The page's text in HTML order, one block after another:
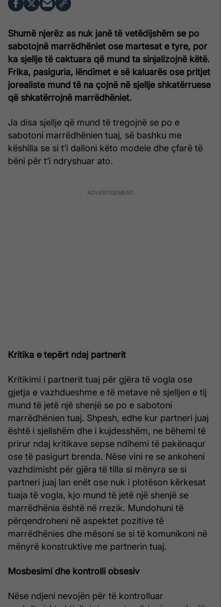
Shumë njerëz as nuk janë të vetëdijshëm se po
sabotojnë marrëdhëniet ose martesat e tyre, por
ka sjellje të caktuara që mund ta sinjalizojnë këtë.
Frika, pasiguria, lëndimet e së kaluarës ose pritjet
jorealiste mund të na çojnë në sjellje shkatërruese
që shkatërrojnë marrëdhëniet.
Ja disa sjellje që mund të tregojnë se po e
sabotoni marrëdhënien tuaj, së bashku me
këshilla se si t’i dalloni këto modele dhe çfarë të
bëni për t’i ndryshuar ato.
Kritika e tepërt ndaj partnerit
Kritikimi i partnerit tuaj për gjëra të vogla ose
gjetja e vazhdueshme e të metave në sjelljen e tij
mund të jetë një shenjë se po e sabotoni
marrëdhënien tuaj. Shpesh, edhe kur partneri juaj
është i sjellshëm dhe i kujdesshëm, ne bëhemi të
prirur ndaj kritikave sepse ndihemi të pakënaqur
ose të pasigurt brenda. Nëse vini re se ankoheni
vazhdimisht për gjëra të tilla si mënyra se si
partneri juaj lan enët ose nuk i plotëson kërkesat
tuaja të vogla, kjo mund të jetë një shenjë se
marrëdhënia është në rrezik. Mundohuni të
përqendroheni në aspektet pozitive të
marrëdhënies dhe mësoni se si të komunikoni në
mënyrë konstruktive me partnerin tuaj.
Mosbesimi dhe kontrolli obsesiv
Nëse ndjeni nevojën për të kontrolluar